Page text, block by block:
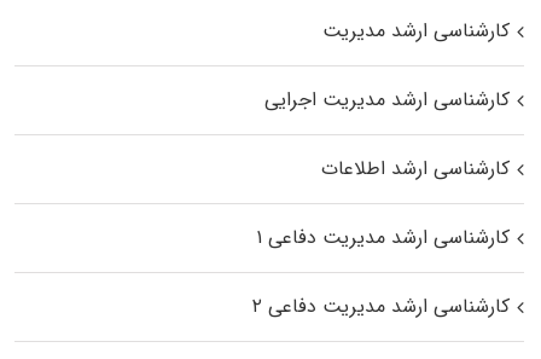
کارشناسی ارشد مدیریت
کارشناسی ارشد مدیریت اجرایی
کارشناسی ارشد اطلاعات
کارشناسی ارشد مدیریت دفاعی ۱
کارشناسی ارشد مدیریت دفاعی ۲